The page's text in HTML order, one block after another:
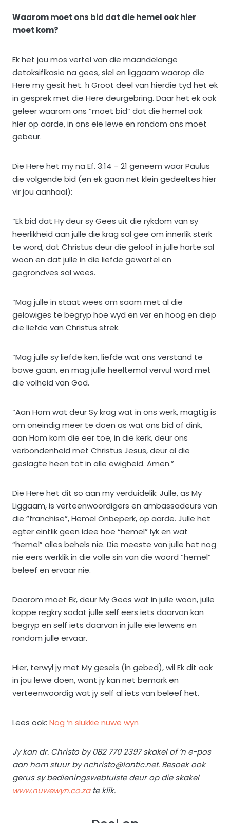
Waarom moet ons bid dat die hemel ook hier
moet kom?
Ek het jou mos vertel van die maandelange
detoksifikasie na gees, siel en liggaam waarop die
Here my gesit het. ŉ Groot deel van hierdie tyd het ek
in gesprek met die Here deurgebring. Daar het ek ook
geleer waarom ons “moet bid” dat die hemel ook
hier op aarde, in ons eie lewe en rondom ons moet
gebeur.
Die Here het my na Ef. 3:14 – 21 geneem waar Paulus
die volgende bid (en ek gaan net klein gedeeltes hier
vir jou aanhaal):
“Ek bid dat Hy deur sy Gees uit die rykdom van sy
heerlikheid aan julle die krag sal gee om innerlik sterk
te word, dat Christus deur die geloof in julle harte sal
woon en dat julle in die liefde gewortel en
gegrondves sal wees.
“Mag julle in staat wees om saam met al die
gelowiges te begryp hoe wyd en ver en hoog en diep
die liefde van Christus strek.
“Mag julle sy liefde ken, liefde wat ons verstand te
bowe gaan, en mag julle heeltemal vervul word met
die volheid van God.
“Aan Hom wat deur Sy krag wat in ons werk, magtig is
om oneindig meer te doen as wat ons bid of dink,
aan Hom kom die eer toe, in die kerk, deur ons
verbondenheid met Christus Jesus, deur al die
geslagte heen tot in alle ewigheid. Amen.”
Die Here het dit so aan my verduidelik: Julle, as My
Liggaam, is verteenwoordigers en ambassadeurs van
die “franchise”, Hemel Onbeperk, op aarde. Julle het
egter eintlik geen idee hoe “hemel” lyk en wat
“hemel” alles behels nie. Die meeste van julle het nog
nie eers werklik in die volle sin van die woord “hemel”
beleef en ervaar nie.
Daarom moet Ek, deur My Gees wat in julle woon, julle
koppe regkry sodat julle self eers iets daarvan kan
begryp en self iets daarvan in julle eie lewens en
rondom julle ervaar.
Hier, terwyl jy met My gesels (in gebed), wil Ek dit ook
in jou lewe doen, want jy kan net bemark en
verteenwoordig wat jy self al iets van beleef het.
Lees ook: Nog ‘n slukkie nuwe wyn
Jy kan dr. Christo by 082 770 2397 skakel of ‘n e-pos
aan hom stuur by nchristo@lantic.net. Besoek ook
gerus sy bedieningswebtuiste deur op die skakel
www.nuwewyn.co.za te klik.